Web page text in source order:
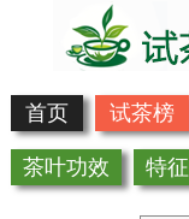
首页 试茶榜
茶叶功效 特征